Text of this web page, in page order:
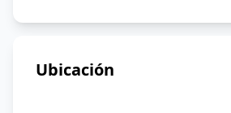
Ubicación